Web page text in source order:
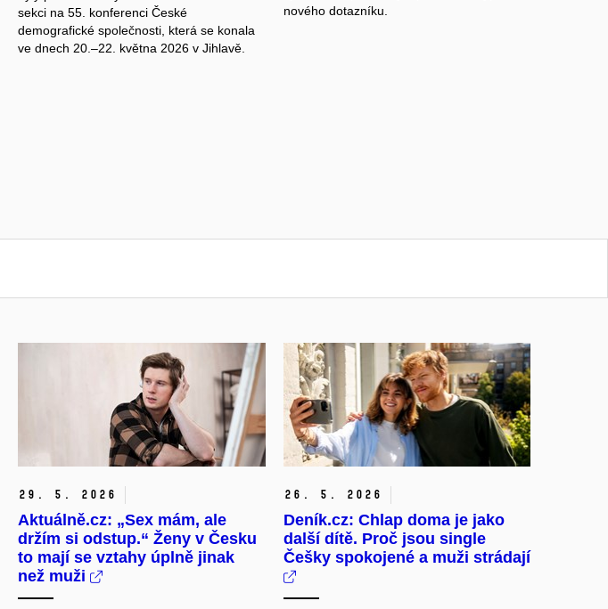
sekci na 55. konferenci České
demografické společnosti, která se konala
ve dnech 20.–22. května 2026 v Jihlavě.
nového dotazníku.
29. 5. 2026
Aktuálně.cz: „Sex mám, ale
držím si odstup.“ Ženy v Česku
to mají se vztahy úplně jinak
než muži
26. 5. 2026
Deník.cz: Chlap doma je jako
další dítě. Proč jsou single
Češky spokojené a muži strádají